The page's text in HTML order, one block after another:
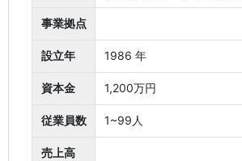
事業拠点
設立年 1986 年
資本金 1,200万円
従業員数 1~99人
売上高